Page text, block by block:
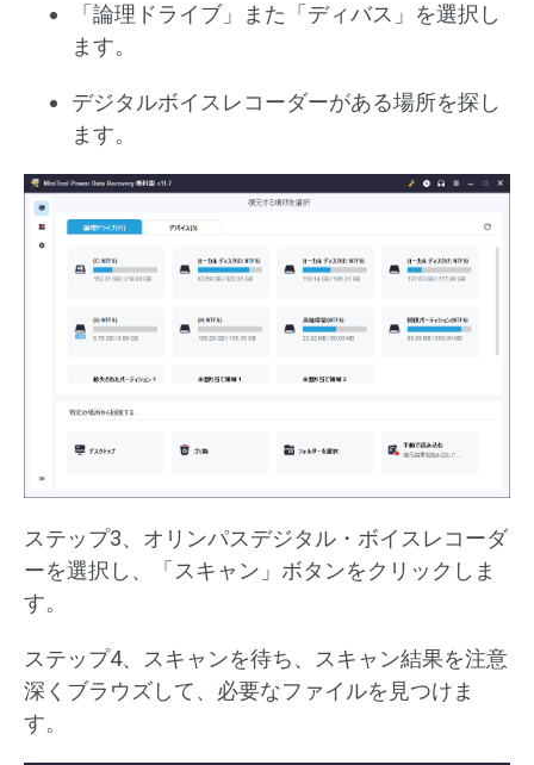
「論理ドライブ」また「ディバス」を選択し
ます。
デジタルボイスレコーダーがある場所を探し
ます。
ステップ3、オリンパスデジタル・ボイスレコーダ
ーを選択し、「スキャン」ボタンをクリックしま
す。
ステップ4、スキャンを待ち、スキャン結果を注意
深くブラウズして、必要なファイルを見つけま
す。